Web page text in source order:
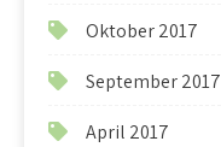
Oktober 2017
September 2017
April 2017